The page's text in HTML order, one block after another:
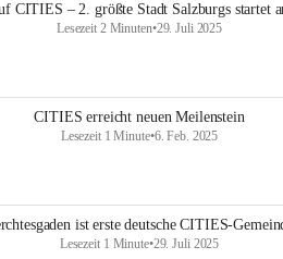
CITIES – 2. größte Stadt Salzburgs startet
Lesezeit 2 Minuten•29. Juli 2025
CITIES erreicht neuen Meilenstein
Lesezeit 1 Minute•6. Feb. 2025
ist erste deutsche CITIES-
Lesezeit 1 Minute•29. Juli 2025